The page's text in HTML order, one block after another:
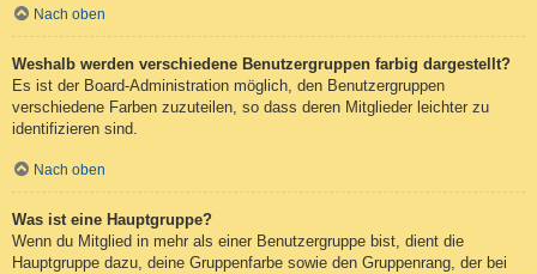
Nach oben
Weshalb werden verschiedene Benutzergruppen farbig dargestellt?
Es ist der Board-Administration möglich, den Benutzergruppen
verschiedene Farben zuzuteilen, so dass deren Mitglieder leichter zu
identifizieren sind.
Nach oben
Was ist eine Hauptgruppe?
Wenn du Mitglied in mehr als einer Benutzergruppe bist, dient die
Hauptgruppe dazu, deine Gruppenfarbe sowie den Gruppenrang, der bei